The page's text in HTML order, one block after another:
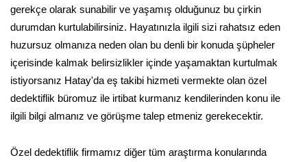
gerekçe olarak sunabilir ve yaşamış olduğunuz bu çirkin
durumdan kurtulabilirsiniz. Hayatınızla ilgili sizi rahatsız eden
huzursuz olmanıza neden olan bu denli bir konuda şüpheler
içerisinde kalmak belirsizlikler içinde yaşamaktan kurtulmak
istiyorsanız Hatay'da eş takibi hizmeti vermekte olan özel
dedektiflik büromuz ile irtibat kurmanız kendilerinden konu ile
ilgili bilgi almanız ve görüşme talep etmeniz gerekecektir.
Özel dedektiflik firmamız diğer tüm araştırma konularında